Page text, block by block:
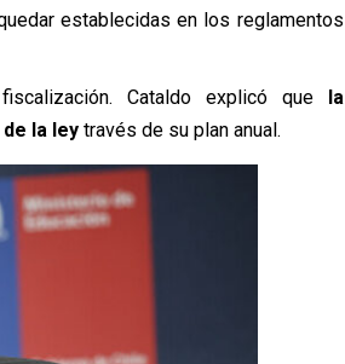
establecidas en los reglamentos
Cataldo explicó que la
la ley través de su plan anual.